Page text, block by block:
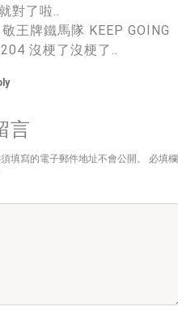
對了啦..
王牌鐵馬隊 KEEP GOING
沒梗了沒梗了..
言
填寫的電子郵件地址不會公開。
必填欄